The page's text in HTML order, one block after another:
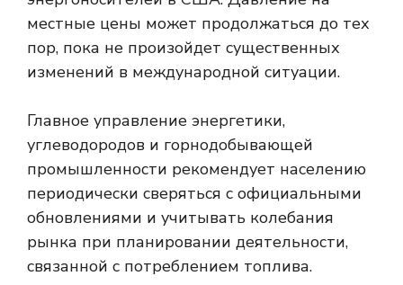
местные цены может продолжаться до тех
пор, пока не произойдет существенных
изменений в международной ситуации.
Главное управление энергетики,
углеводородов и горнодобывающей
промышленности рекомендует населению
периодически сверяться с официальными
обновлениями и учитывать колебания
рынка при планировании деятельности,
связанной с потреблением топлива.